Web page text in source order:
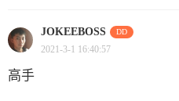
JOKEEBOSS DD
2021-3-1 16:40:57
高手